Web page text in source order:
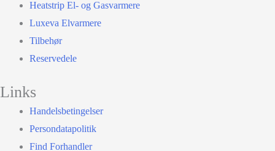
Heatstrip El- og Gasvarmere
Luxeva Elvarmere
Tilbehør
Reservedele
Links
Handelsbetingelser
Persondatapolitik
Find Forhandler